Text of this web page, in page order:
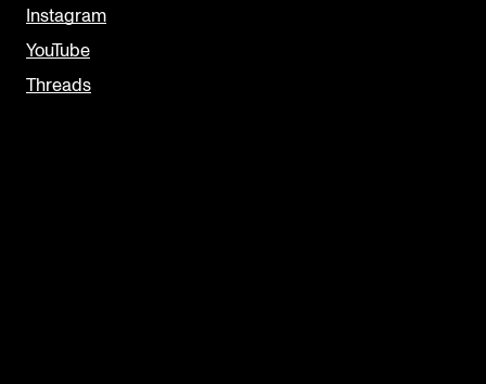
Instagram
YouTube
Threads